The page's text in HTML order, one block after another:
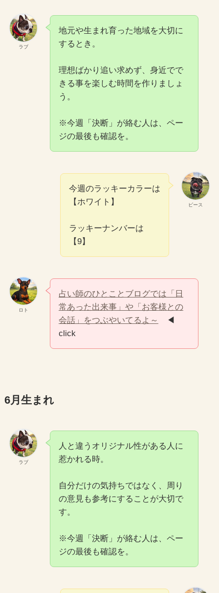
ラブ
地元や生まれ育った地域を大切に
するとき。
理想ばかり追い求めず、身近でで
きる事を楽しむ時間を作りましょ
う。
※今週「決断」が絡む人は、ペー
ジの最後も確認を。
ピース
今週のラッキーカラーは
【ホワイト】
ラッキーナンバーは
【9】
ロト
占い師のひとことブログでは「日
常あった出来事」や「お客様との
会話」をつぶやいてるよ～
◀
click
6月生まれ
ラブ
人と違うオリジナル性がある人に
惹かれる時。
自分だけの気持ちではなく、周り
の意見も参考にすることが大切で
す。
※今週「決断」が絡む人は、ペー
ジの最後も確認を。